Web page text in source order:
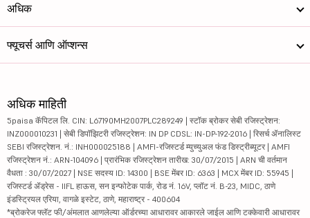
अधिक
फ्यूचर्स आणि ऑप्शन्स
अधिक माहिती
5paisa कॅपिटल लि. CIN: L67190MH2007PLC289249 | स्टॉक ब्रोकर सेबी रजिस्ट्रेशन:
INZ000010231 | सेबी डिपॉझिटरी रजिस्ट्रेशन: IN DP CDSL: IN-DP-192-2016 | रिसर्च ॲनालिस्ट
SEBI रजिस्ट्रेशन. नं.: INH000025188 | AMFI-रजिस्टर्ड म्युच्युअल फंड डिस्ट्रीब्यूटर | AMFI
रजिस्ट्रेशन नं.: ARN-104096 | प्रारंभिक रजिस्ट्रेशन तारीख: 30/07/2015 | ARN ची वर्तमान
वैधता : 30/07/2027 | NSE सदस्य ID: 14300 | BSE मेंबर ID: 6363 | MCX मेंबर ID: 55945 |
रजिस्टर्ड ॲड्रेस - IIFL हाऊस, सन इन्फोटेक पार्क, रोड नं. 16V, प्लॉट नं. B-23, MIDC, ठाणे
इंडस्ट्रियल एरिया, वागळे इस्टेट, ठाणे, महाराष्ट्र - 400604
*ब्रोकरेज फ्लॅट फी/अंमलात आणलेल्या ऑर्डरच्या आधारावर आकारले जाईल आणि टक्केवारी आधारावर